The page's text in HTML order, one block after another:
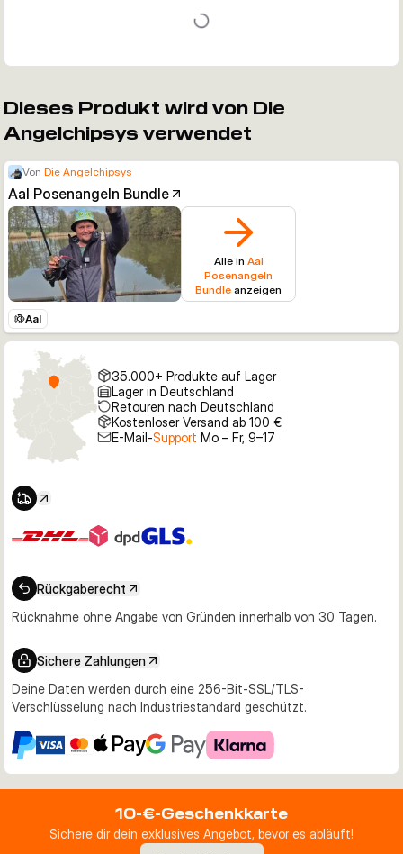
Dieses Produkt wird von Die
Angelchipsys verwendet
Von Die Angelchipsys
Aal Posenangeln Bundle
Alle in Aal
Posenangeln
Bundle anzeigen
Aal
35.000+ Produkte auf Lager
Lager in Deutschland
Retouren nach Deutschland
Kostenloser Versand ab 100 €
E-Mail-Support Mo – Fr, 9–17
Rückgaberecht
Rücknahme ohne Angabe von Gründen innerhalb von 30 Tagen.
Sichere Zahlungen
Deine Daten werden durch eine 256-Bit-SSL/TLS-
Verschlüsselung nach Industriestandard geschützt.
10-€-Geschenkkarte
Sichere dir dein exklusives Angebot, bevor es abläuft!